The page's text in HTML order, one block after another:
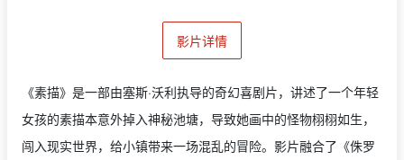
影片详情
《素描》是一部由塞斯·沃利执导的奇幻喜剧片，讲述了一个年轻
女孩的素描本意外掉入神秘池塘，导致她画中的怪物栩栩如生，
闯入现实世界，给小镇带来一场混乱的冒险。影片融合了《侏罗